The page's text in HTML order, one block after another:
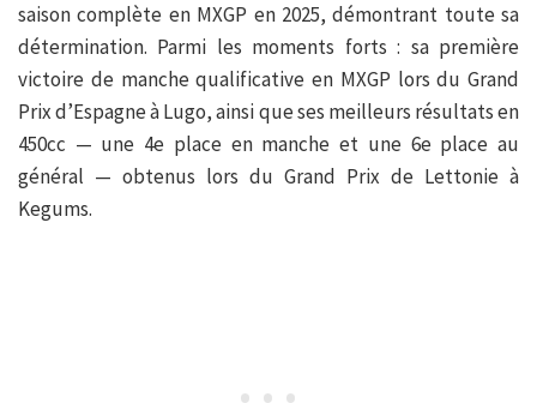
saison complète en MXGP en 2025, démontrant toute sa
détermination. Parmi les moments forts : sa première
victoire de manche qualificative en MXGP lors du Grand
Prix d’Espagne à Lugo, ainsi que ses meilleurs résultats en
450cc — une 4e place en manche et une 6e place au
général — obtenus lors du Grand Prix de Lettonie à
Kegums.